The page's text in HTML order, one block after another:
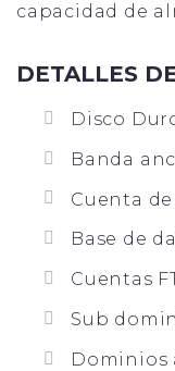
capacidad de
DETALLES
Disco
Banda
Cuenta
Base de
Cuentas
Sub
Dominios